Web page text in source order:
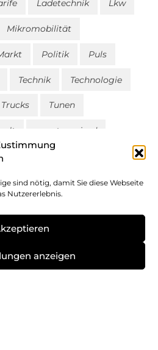
sind nötig, damit Sie diese Webseite
Nutzererlebnis.
anzeigen
Ladetechnik Lkw
Mikromobilität
Politik Puls
Technik Technologie
Trucks Tunen
uncategorized
Zulassungen Zweirad